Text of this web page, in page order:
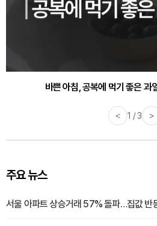
30대부터 유병률 2배...여자에게 꼭
< 2 / 3 >
주요 뉴스
서울 아파트 상승거래 57% 돌파…집값 반